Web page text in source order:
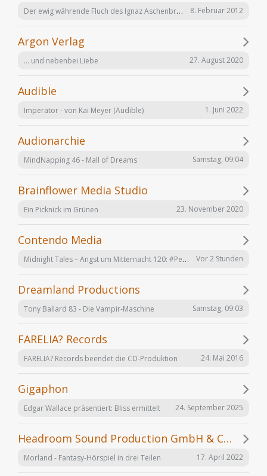
Der ewig währende Fluch des Ignaz Aschenbrenner 8. Februar 2012
Argon Verlag
... und nebenbei Liebe 27. August 2020
Audible
Imperator - von Kai Meyer (Audible) 1. Juni 2022
Audionarchie
MindNapping 46 - Mall of Dreams Samstag, 09:04
Brainflower Media Studio
Ein Picknick im Grünen 23. November 2020
Contendo Media
Midnight Tales – Angst um Mitternacht 120: #Penizitas ist real! (VÖ 7. August 2026) Vor 2 Stunden
Dreamland Productions
Tony Ballard 83 - Die Vampir-Maschine Samstag, 09:03
FARELIA? Records
FARELIA? Records beendet die CD-Produktion 24. Mai 2016
Gigaphon
Edgar Wallace präsentiert: Bliss ermittelt 24. September 2025
Headroom Sound Production GmbH & Co. KG
Morland - Fantasy-Hörspiel in drei Teilen 17. April 2022